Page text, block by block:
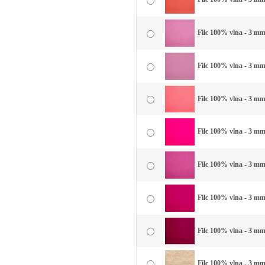
Filc 100% vlna - 3
Filc 100% vlna - 3
Filc 100% vlna - 3
Filc 100% vlna - 3
Filc 100% vlna - 3
Filc 100% vlna - 3
Filc 100% vlna - 3
Filc 100% vlna - 3